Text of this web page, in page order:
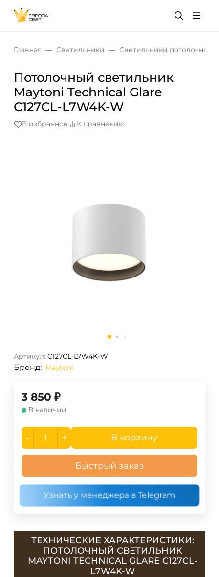
Главная Светильники Светильники потолочные
Потолочный светильник
Maytoni Technical Glare
C127CL-L7W4K-W
В избранное К сравнению
Артикул: C127CL-L7W4K-W
Бренд: Maytoni
3 850 ₽
В наличии
- + В корзину
Быстрый заказ
Узнать у менеджера в Telegram
ТЕХНИЧЕСКИЕ ХАРАКТЕРИСТИКИ:
ПОТОЛОЧНЫЙ СВЕТИЛЬНИК
MAYTONI TECHNICAL GLARE C127CL-
L7W4K-W